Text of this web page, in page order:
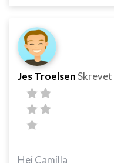
Jes TroelsenSkrevet
Hej Camilla